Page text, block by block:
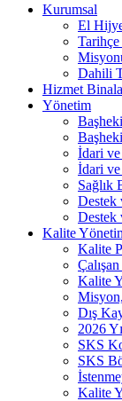
Kurumsal
El
Dahili
Hizmet
Yönetim
İdari
İdari ve
Sağlık
Destek
Destek
Kalite
Kalite
Kalite
Dış
2026
SKS
SKS
Kalite